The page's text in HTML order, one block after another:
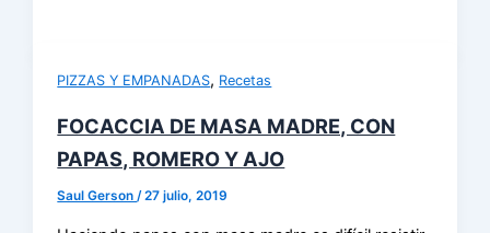
PIZZAS Y EMPANADAS, Recetas
FOCACCIA DE MASA MADRE, CON
PAPAS, ROMERO Y AJO
Saul Gerson/27 julio, 2019